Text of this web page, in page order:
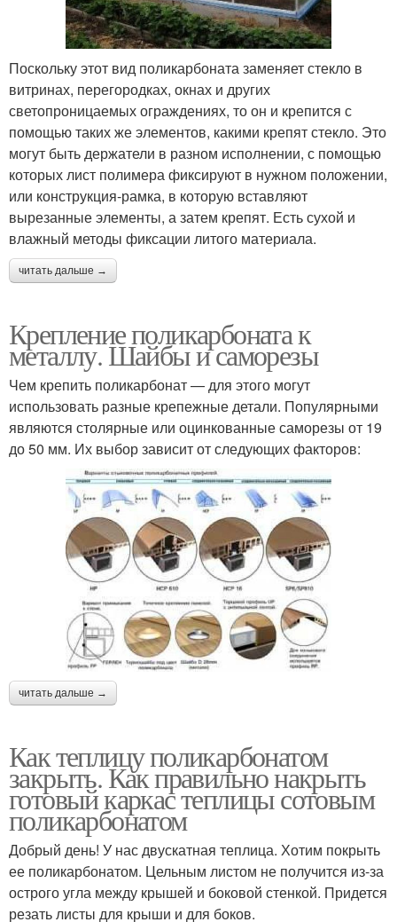
Поскольку этот вид поликарбоната заменяет стекло в
витринах, перегородках, окнах и других
светопроницаемых ограждениях, то он и крепится с
помощью таких же элементов, какими крепят стекло. Это
могут быть держатели в разном исполнении, с помощью
которых лист полимера фиксируют в нужном положении,
или конструкция-рамка, в которую вставляют
вырезанные элементы, а затем крепят. Есть сухой и
влажный методы фиксации литого материала.
читать дальше →
Крепление поликарбоната к
металлу. Шайбы и саморезы
Чем крепить поликарбонат — для этого могут
использовать разные крепежные детали. Популярными
являются столярные или оцинкованные саморезы от 19
до 50 мм. Их выбор зависит от следующих факторов:
читать дальше →
Как теплицу поликарбонатом
закрыть. Как правильно накрыть
готовый каркас теплицы сотовым
поликарбонатом
Добрый день! У нас двускатная теплица. Хотим покрыть
ее поликарбонатом. Цельным листом не получится из-за
острого угла между крышей и боковой стенкой. Придется
резать листы для крыши и для боков.